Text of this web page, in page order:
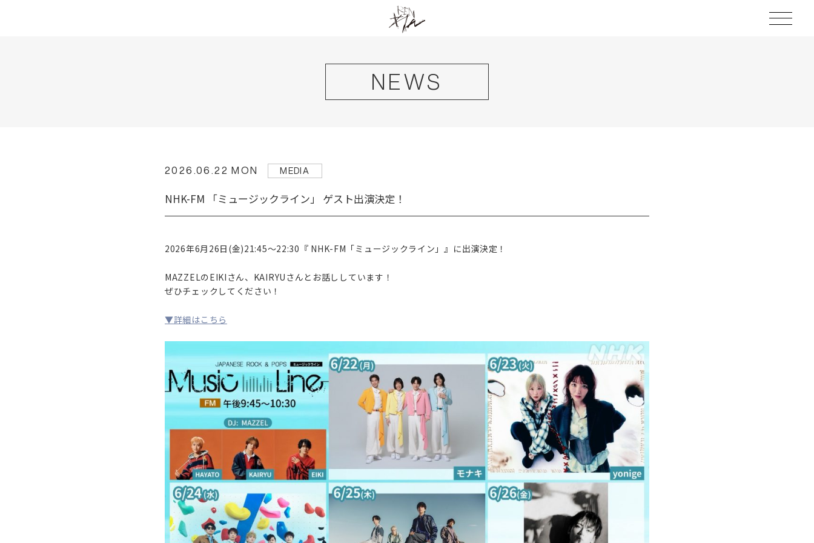
LIVE
DISCOGRAPHY
VIDEO
PROFILE
GOODS
CONTACT
NEWS
2026.06.22 MON MEDIA
NHK-FM 「ミュージックライン」 ゲスト出演決定！
2026年6月26日(金)21:45〜22:30『 NHK-FM「ミュージックライン」』に出演決定！
MAZZELのEIKIさん、KAIRYUさんとお話ししています！
ぜひチェックしてください！
▼詳細はこちら